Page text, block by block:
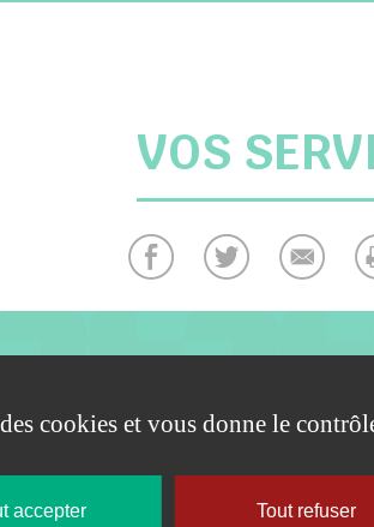
VOS
DOCUMENTS À
cookies et vous donne le
accepter Tout refuser